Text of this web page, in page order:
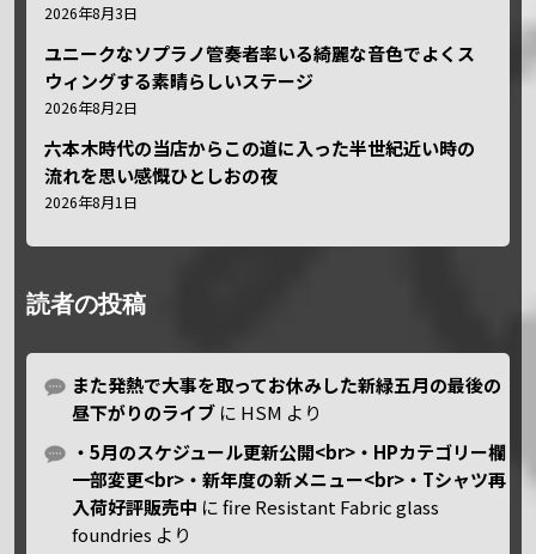
2026年8月3日
ユニークなソプラノ管奏者率いる綺麗な音色でよくス
ウィングする素晴らしいステージ
2026年8月2日
六本木時代の当店からこの道に入った半世紀近い時の
流れを思い感慨ひとしおの夜
2026年8月1日
読者の投稿
また発熱で大事を取ってお休みした新緑五月の最後の
昼下がりのライブ に HSM より
・5月のスケジュール更新公開<br>・HPカテゴリー欄
一部変更<br>・新年度の新メニュー<br>・Tシャツ再
入荷好評販売中 にfire Resistant Fabric glass
foundries より